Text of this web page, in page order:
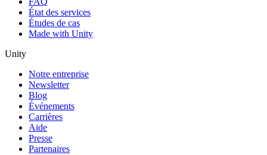
État des services
Études de cas
Made with Unity
Unity
Notre entreprise
Newsletter
Blog
Événements
Carrières
Aide
Presse
Partenaires